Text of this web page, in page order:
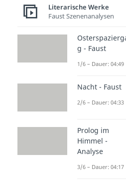
Pietro
erkennt in
Mailand.
römische
Erotikund
Außerdem
Frühling in
und steht
sie
Aphrodite
Literarische Werke
Faust Szenenanalysen
g - Faust
1/6 – Dauer: 04:49
Nacht - Faust
2/6 – Dauer: 04:33
Prolog im
Himmel -
Analyse
3/6 – Dauer: 04:17